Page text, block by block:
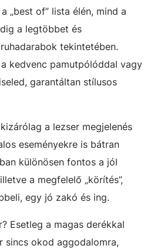
„best of” lista élén, mind a
a legtöbbet és
tekintetében.
kedvenc pamutpólóddal vagy
garantáltan stílusos
a lezser megjelenés
eseményekre is bátran
különösen fontos a jól
a megfelelő „körítés”,
egy jó zakó és ing.
Esetleg a magas derékkal
sincs okod aggodalomra,